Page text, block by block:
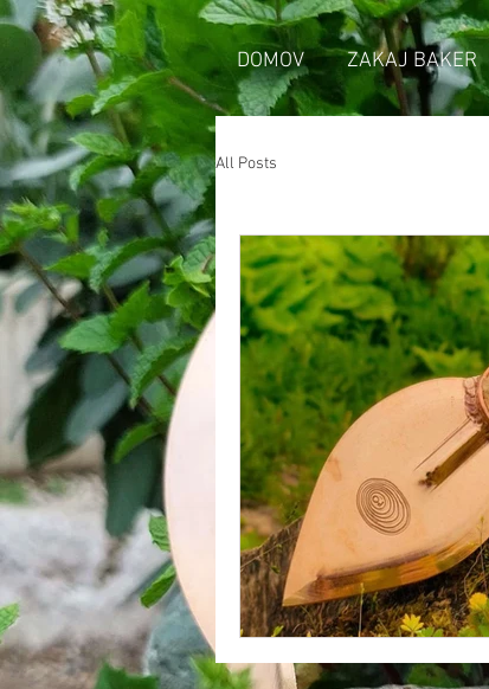
DOMOV ZAKAJ BAKER
All Posts